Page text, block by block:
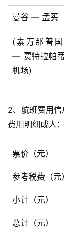
曼谷 — 孟买
(素万那普
— 贾特拉帕
机场)
2、航班费用信
费用明细成人
票价（元）
参考税费（元）
小计（元）
总计（元）